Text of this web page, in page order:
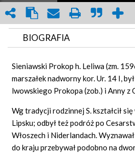
BIOGRAFIA
GRAF POWIĄZAŃ
DYSKUSJA
Mapa
Sieniawski Prokop h. Leliwa (zm.
marszałek nadworny kor. Ur. 14 I,
lwowskiego Prokopa (zob.) i Anny
Wg tradycji rodzinnej S. kształcił
Lipsku; odbył też podróż po
Włoszech i Niderlandach.
do kraju przebywał podobno na